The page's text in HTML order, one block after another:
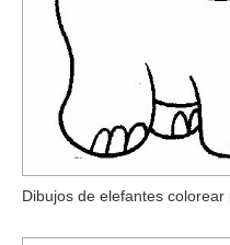
Dibujos de elefantes